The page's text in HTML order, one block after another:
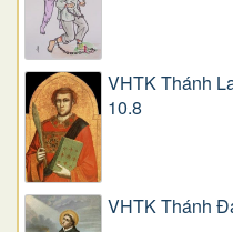
VHTK Thánh
10.8
VHTK Thánh